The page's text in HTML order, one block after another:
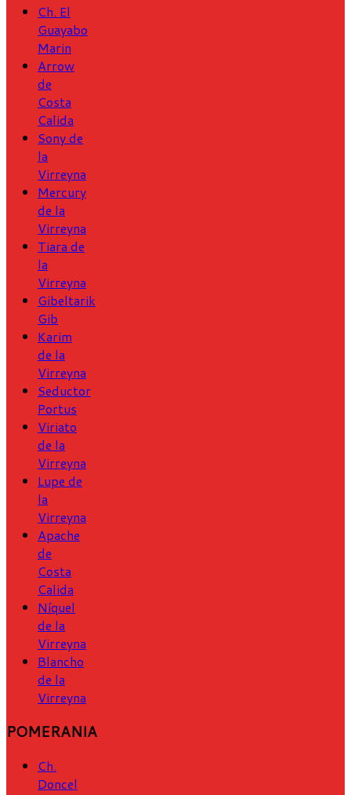
Ch. El
Guayabo
Marin
Arrow
de
Costa
Calida
Sony de
la
Virreyna
Mercury
de la
Virreyna
Tiara de
la
Virreyna
Gibeltarik
Gib
Karim
de la
Virreyna
Seductor
Portus
Viriato
de la
Virreyna
Lupe de
la
Virreyna
Apache
de
Costa
Calida
Níquel
de la
Virreyna
Blancho
de la
Virreyna
POMERANIA
Ch.
Doncel